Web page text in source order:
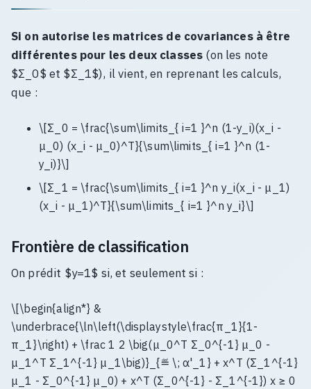
Si on autorise les matrices de covariances à être
différentes pour les deux classes (on les note
$Σ_0$ et $Σ_1$), il vient, en reprenant les calculs,
que :
\[Σ_0 = \frac{\sum\limits_{ i=1 }^n (1-y_i)(x_i -
μ_0) (x_i - μ_0)^T}{\sum\limits_{ i=1 }^n (1-
y_i)}\]
\[Σ_1 = \frac{\sum\limits_{ i=1 }^n y_i(x_i - μ_1)
(x_i - μ_1)^T}{\sum\limits_{ i=1 }^n y_i}\]
Frontière de classification
On prédit $y=1$ si, et seulement si :
\[\begin{align*} &
\underbrace{\ln\left(\displaystyle\frac{π_1}{1-
π_1}\right) + \frac 1 2 \big(μ_0^T Σ_0^{-1} μ_0 -
μ_1^T Σ_1^{-1} μ_1\big)}_{≝ \; α'_1} + x^T (Σ_1^{-1}
μ_1 - Σ_0^{-1} μ_0) + x^T (Σ_0^{-1} - Σ_1^{-1}) x ≥ 0